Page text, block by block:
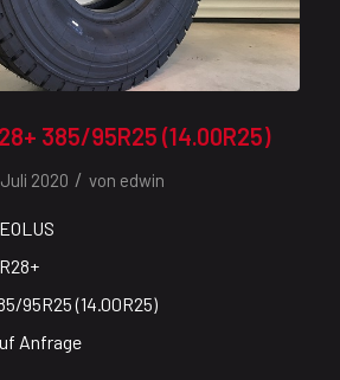
385/95R25 (14.00R25)
2020 / von edwin
95R25 (14.00R25)
Anfrage